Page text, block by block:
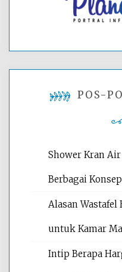
POS-
Shower Kran
Berbagai
Alasan
untuk Kamar
Intip Berapa